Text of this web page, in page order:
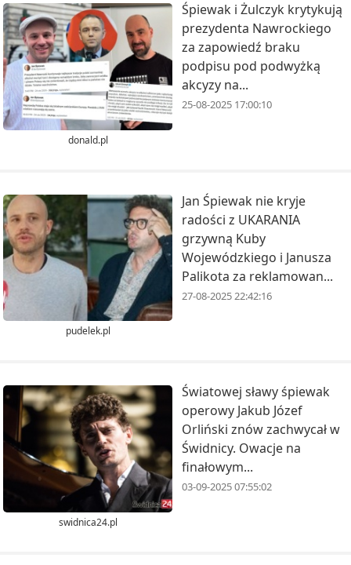
donald.pl
Śpiewak i Żulczyk krytykują
prezydenta Nawrockiego
za zapowiedź braku
podpisu pod podwyżką
akcyzy na...
25-08-2025 17:00:10
pudelek.pl
Jan Śpiewak nie kryje
radości z UKARANIA
grzywną Kuby
Wojewódzkiego i Janusza
Palikota za reklamowan...
27-08-2025 22:42:16
swidnica24.pl
Światowej sławy śpiewak
operowy Jakub Józef
Orliński znów zachwycał w
Świdnicy. Owacje na
finałowym...
03-09-2025 07:55:02